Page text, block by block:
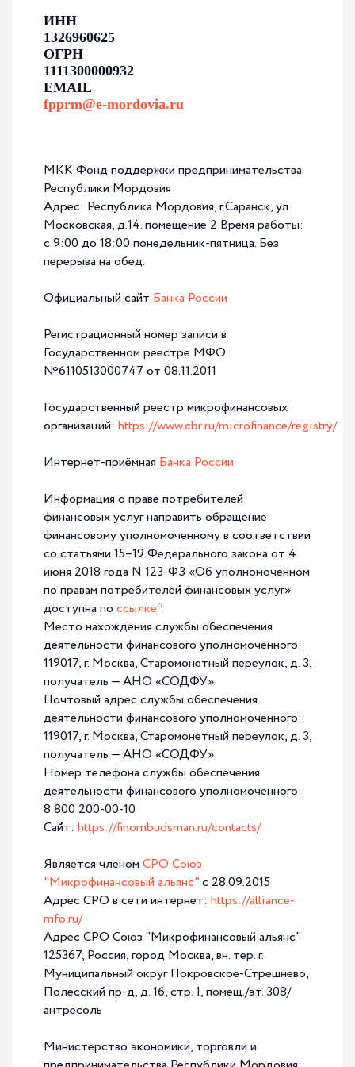
ДЕЛОМ ВСЕЙ ЖИЗНИ
Как Лариса Пьянзова превратила домашний эксперимент
в семейное производство натуральных мясных
продуктов.
Продолжается прием заявок на премию
Производители мебели со всей России могут принять
участие в ежегодной премии «Мебель года»,
организованной Авито. Конкурс...
16-07-2026
Предприниматели Мордовии активно подают
заявки на «Индекс дела»
Интерес к всероссийскому рейтингу «Индекс дела»
продолжает расти.
Кто может участвовать в рейтинге «Индекс
дела»?
ИНН
1326960625
ОГРН
1111300000932
EMAIL
fpprm@e-mordovia.ru
МКК Фонд поддержки предпринимательства
Республики Мордовия
Адрес: Республика Мордовия, г.Саранск, ул.
Московская, д.14. помещение 2 Время работы:
с 9:00 до 18:00 понедельник-пятница. Без
перерыва на обед.
Официальный сайт Банка России
Регистрационный номер записи в
Государственном реестре МФО
№6110513000747 от 08.11.2011
Государственный реестр микрофинансовых
организаций: https://www.cbr.ru/microfinance/registry/
Интернет-приёмная Банка России
Информация о праве потребителей
финансовых услуг направить обращение
финансовому уполномоченному в соответствии
со статьями 15–19 Федерального закона от 4
июня 2018 года N 123-ФЗ «Об уполномоченном
по правам потребителей финансовых услуг»
доступна по ссылке*.
Место нахождения службы обеспечения
деятельности финансового уполномоченного:
119017, г. Москва, Старомонетный переулок, д. 3,
получатель — АНО «СОДФУ»
Почтовый адрес службы обеспечения
деятельности финансового уполномоченного:
119017, г. Москва, Старомонетный переулок, д. 3,
получатель — АНО «СОДФУ»
Номер телефона службы обеспечения
деятельности финансового уполномоченного:
8 800 200-00-10
Сайт: https://finombudsman.ru/contacts/
Является членом СРО Союз
"Микрофинансовый альянс"с 28.09.2015
Адрес СРО в сети интернет: https://alliance-
mfo.ru/
Адрес СРО Союз "Микрофинансовый альянс"
125367, Россия, город Москва, вн. тер. г.
Муниципальный округ Покровское-Стрешнево,
Полесский пр-д, д. 16, стр. 1, помещ./эт. 308/
антресоль
Министерство экономики, торговли и